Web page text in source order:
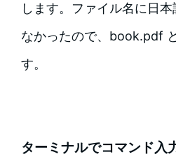
します。ファイル名に日
なかったので、book.pdf
す。
ターミナルでコマンド入